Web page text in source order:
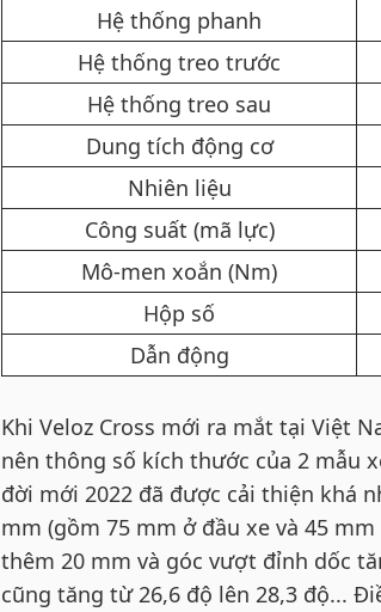
Hệ thống phanh​
Hệ thống treo trước​
Hệ thống treo sau​
Dung tích động cơ​
Nhiên liệu​
Công suất (mã lực)​
Mô-men xoắn (Nm)​
Hộp số​
Dẫn động​
Khi Veloz Cross mới ra mắt tại Việt
nên thông số kích thước của 2 mẫu
đời mới 2022 đã được cải thiện khá
mm (gồm 75 mm ở đầu xe và 45
thêm 20 mm và góc vượt đỉnh dốc
cũng tăng từ 26,6 độ lên 28,3 độ...